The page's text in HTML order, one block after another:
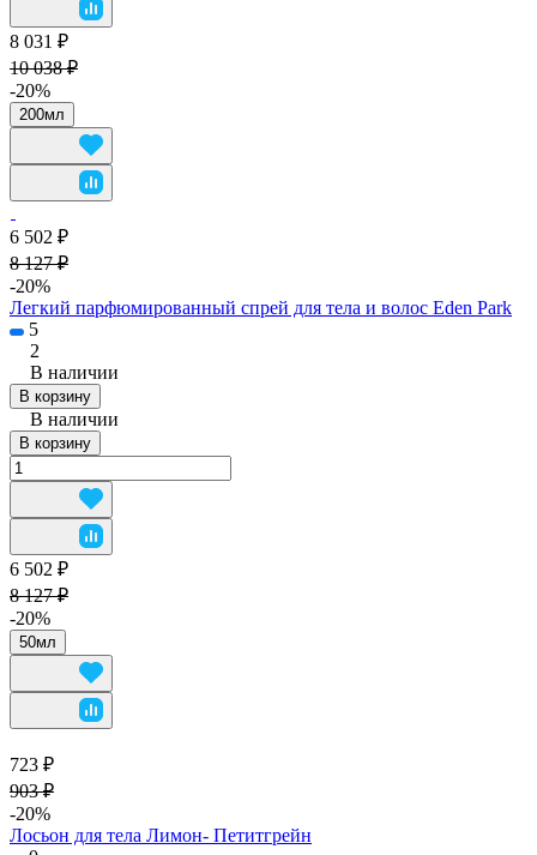
8 031 ₽
10 038 ₽
-20%
200мл
6 502 ₽
8 127 ₽
-20%
Легкий парфюмированный спрей для тела и волос Eden Park
5
2
В наличии
В корзину
В наличии
В корзину
6 502 ₽
8 127 ₽
-20%
50мл
723 ₽
903 ₽
-20%
Лосьон для тела Лимон- Петитгрейн